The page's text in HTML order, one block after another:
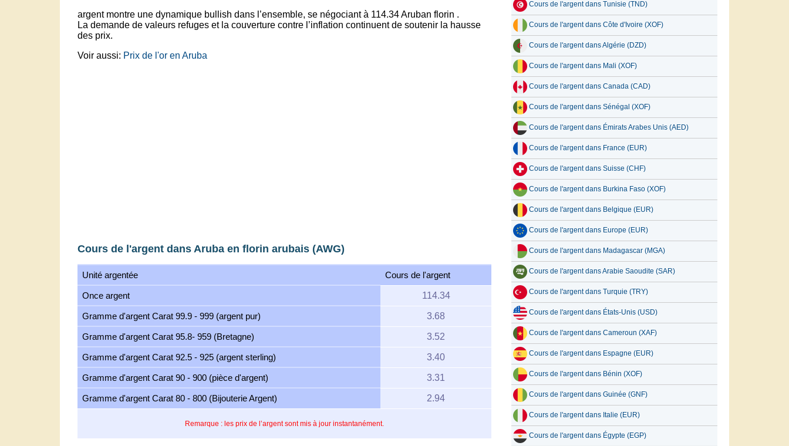
argent montre une dynamique bullish dans l’ensemble, se négociant à 114.34 Aruban florin .
La demande de valeurs refuges et la couverture contre l’inflation continuent de soutenir la hausse
des prix.
Voir aussi: Prix de l'or en Aruba
Cours de l'argent dans Aruba en florin arubais (AWG)
Unité argentée Cours de l'argent
Remarque : les prix de l’argent sont mis à jour instantanément.
Once argent 114.34
Gramme d'argent Carat 99.9 - 999 (argent pur) 3.68
Gramme d'argent Carat 95.8- 959 (Bretagne) 3.52
Gramme d'argent Carat 92.5 - 925 (argent sterling) 3.40
Gramme d'argent Carat 90 - 900 (pièce d'argent) 3.31
Gramme d'argent Carat 80 - 800 (Bijouterie Argent) 2.94
Cours de l'argent dans Tunisie (TND)
Cours de l'argent dans Côte d'Ivoire (XOF)
Cours de l'argent dans Algérie (DZD)
Cours de l'argent dans Mali (XOF)
Cours de l'argent dans Canada (CAD)
Cours de l'argent dans Sénégal (XOF)
Cours de l'argent dans Émirats Arabes Unis (AED)
Cours de l'argent dans France (EUR)
Cours de l'argent dans Suisse (CHF)
Cours de l'argent dans Burkina Faso (XOF)
Cours de l'argent dans Belgique (EUR)
Cours de l'argent dans Europe (EUR)
Cours de l'argent dans Madagascar (MGA)
Cours de l'argent dans Arabie Saoudite (SAR)
Cours de l'argent dans Turquie (TRY)
Cours de l'argent dans États-Unis (USD)
Cours de l'argent dans Cameroun (XAF)
Cours de l'argent dans Espagne (EUR)
Cours de l'argent dans Bénin (XOF)
Cours de l'argent dans Guinée (GNF)
Cours de l'argent dans Italie (EUR)
Cours de l'argent dans Égypte (EGP)